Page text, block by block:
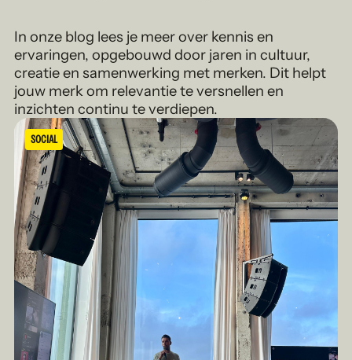
In onze blog lees je meer over kennis en
ervaringen, opgebouwd door jaren in cultuur,
creatie en samenwerking met merken. Dit helpt
jouw merk om relevantie te versnellen en
inzichten continu te verdiepen.
SOCIAL